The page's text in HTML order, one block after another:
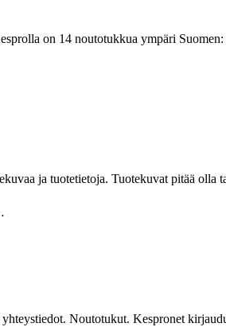
on 14 noutotukkua ympäri
ja tuotetietoja. Tuotekuvat pitää
Noutotukut. Kespronet